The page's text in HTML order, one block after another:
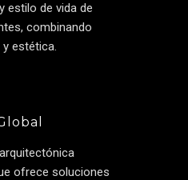
estilo de vida de
combinando
estética.
ofrece soluciones